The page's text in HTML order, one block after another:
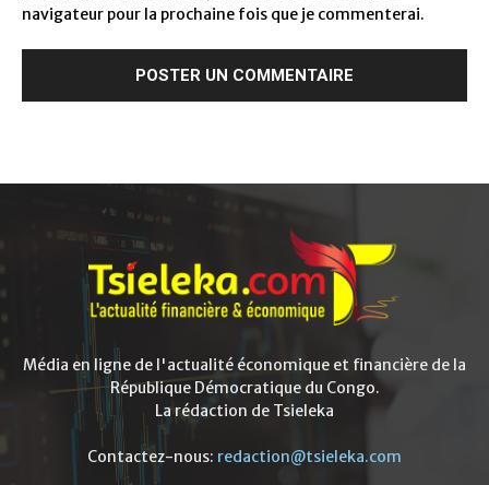
navigateur pour la prochaine fois que je commenterai.
Média en ligne de l'actualité économique et financière de la
République Démocratique du Congo.
La rédaction de Tsieleka
Contactez-nous: redaction@tsieleka.com